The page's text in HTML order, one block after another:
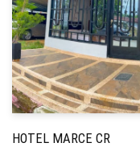
HOTEL MARCE CR